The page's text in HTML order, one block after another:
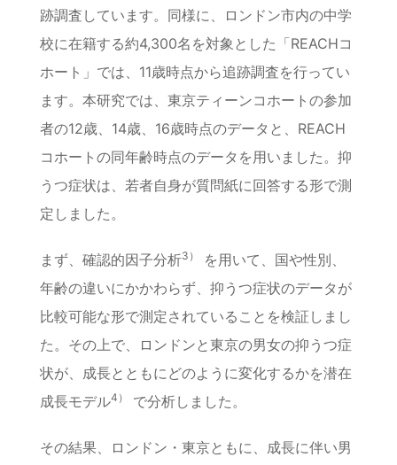
跡調査しています。同様に、ロンドン市内の中学
校に在籍する約4,300名を対象とした「REACHコ
ホート」では、11歳時点から追跡調査を行ってい
ます。本研究では、東京ティーンコホートの参加
者の12歳、14歳、16歳時点のデータと、REACH
コホートの同年齢時点のデータを用いました。抑
うつ症状は、若者自身が質問紙に回答する形で測
定しました。
まず、確認的因子分析3）
を用いて、国や性別、
年齢の違いにかかわらず、抑うつ症状のデータが
比較可能な形で測定されていることを検証しまし
た。その上で、ロンドンと東京の男女の抑うつ症
状が、成長とともにどのように変化するかを潜在
成長モデル4） で分析しました。
その結果、ロンドン・東京ともに、成長に伴い男